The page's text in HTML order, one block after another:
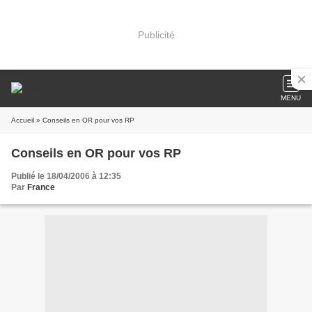
Publicité
MENU
Accueil » Conseils en OR pour vos RP
Conseils en OR pour vos RP
Publié le 18/04/2006 à 12:35
Par France